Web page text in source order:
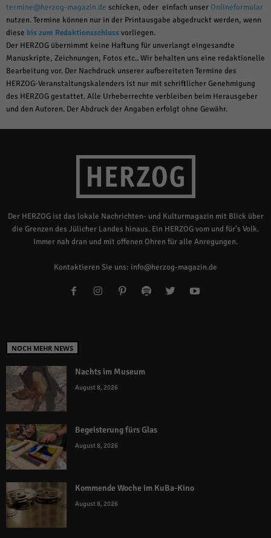
termine@herzog-magazin.de schicken, oder einfach unserOnlineformular
nutzen. Termine können nur in der Printausgabe abgedruckt werden, wenn
diese bis zum Redaktionsschlussvorliegen.
Der HERZOG übernimmt keine Haftung für unverlangt eingesandte
Manuskripte, Zeichnungen, Fotos etc.. Wir behalten uns eine redaktionelle
Bearbeitung vor. Der Nachdruck unserer aufbereiteten Termine des
HERZOG-Veranstaltungskalenders ist nur mit schriftlicher Genehmigung
des HERZOG gestattet. Alle Urheberrechte verbleiben beim Herausgeber
und den Autoren. Der Abdruck der Angaben erfolgt ohne Gewähr.
Der HERZOG ist das lokale Nachrichten- und Kulturmagazin mit Blick über
die Grenzen des Jülicher Landes hinaus. Ein HERZOG vom und für's Volk.
Immer nah dran und mit offenen Ohren für alle Anregungen.
Kontaktieren Sie uns: info@herzog-magazin.de
NOCH MEHR NEWS
Nachts im Museum
August 8, 2026
Begeisterung fürs Glas
August 8, 2026
Kommende Woche im KuBa-Kino
August 8, 2026